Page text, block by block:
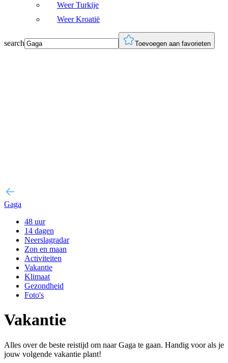
Weer Turkije
Weer Kroatië
search Toevoegen aan favorieten
Gaga
48 uur
14 dagen
Neerslagradar
Zon en maan
Activiteiten
Vakantie
Klimaat
Gezondheid
Foto's
Vakantie
Alles over de beste reistijd om naar Gaga te gaan. Handig voor als je
jouw volgende vakantie plant!